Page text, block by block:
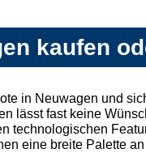
kaufen
in Neuwagen und
lässt fast keine
technologischen
eine breite Palette